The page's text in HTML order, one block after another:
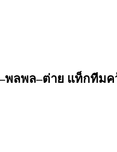
พลพล–ต่าย แท็กทีม